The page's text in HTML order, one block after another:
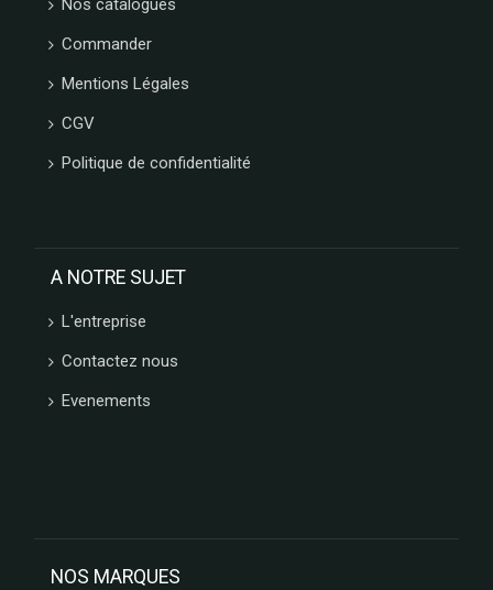
Nos catalogues
Commander
Mentions Légales
CGV
Politique de confidentialité
A NOTRE SUJET
L'entreprise
Contactez nous
Evenements
NOS MARQUES